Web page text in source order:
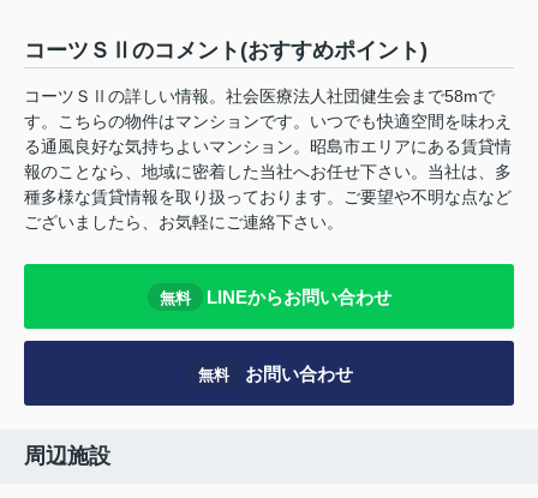
コーツＳⅡのコメント(おすすめポイント)
コーツＳⅡの詳しい情報。社会医療法人社団健生会まで58mで
す。こちらの物件はマンションです。いつでも快適空間を味わえ
る通風良好な気持ちよいマンション。昭島市エリアにある賃貸情
報のことなら、地域に密着した当社へお任せ下さい。当社は、多
種多様な賃貸情報を取り扱っております。ご要望や不明な点など
ございましたら、お気軽にご連絡下さい。
無料 LINEからお問い合わせ
無料 お問い合わせ
周辺施設